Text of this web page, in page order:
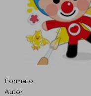
Formato
Autor